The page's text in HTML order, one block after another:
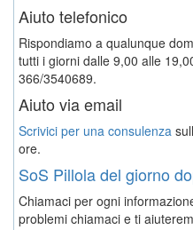
Aiuto telefonico
Rispondiamo a qualunque
tutti i giorni dalle 9,00 alle
366/3540689.
Aiuto via email
Scrivici per una consulenza
ore.
SoS Pillola del giorno
Chiamaci per ogni
problemi chiamaci e ti